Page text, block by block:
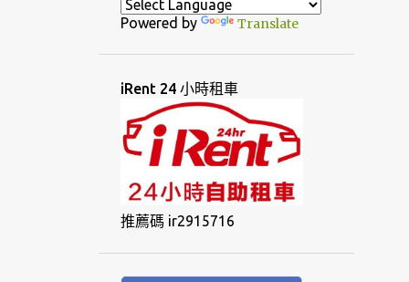
Powered by Translate
iRent 24 小時租車
推薦碼 ir2915716